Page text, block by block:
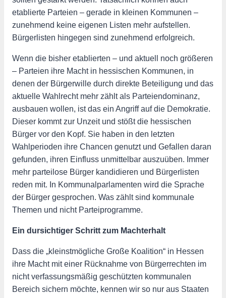
etablierte Parteien – gerade in kleinen Kommunen –
zunehmend keine eigenen Listen mehr aufstellen.
Bürgerlisten hingegen sind zunehmend erfolgreich.
Wenn die bisher etablierten – und aktuell noch größeren
– Parteien ihre Macht in hessischen Kommunen, in
denen der Bürgerwille durch direkte Beteiligung und das
aktuelle Wahlrecht mehr zählt als Parteiendominanz,
ausbauen wollen, ist das ein Angriff auf die Demokratie.
Dieser kommt zur Unzeit und stößt die hessischen
Bürger vor den Kopf. Sie haben in den letzten
Wahlperioden ihre Chancen genutzt und Gefallen daran
gefunden, ihren Einfluss unmittelbar auszuüben. Immer
mehr parteilose Bürger kandidieren und Bürgerlisten
reden mit. In Kommunalparlamenten wird die Sprache
der Bürger gesprochen. Was zählt sind kommunale
Themen und nicht Parteiprogramme.
Ein dursichtiger Schritt zum Machterhalt
Dass die „kleinstmögliche Große Koalition“ in Hessen
ihre Macht mit einer Rücknahme von Bürgerrechten im
nicht verfassungsmäßig geschützten kommunalen
Bereich sichern möchte, kennen wir so nur aus Staaten